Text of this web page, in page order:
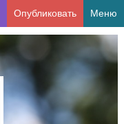
Опубликовать Меню